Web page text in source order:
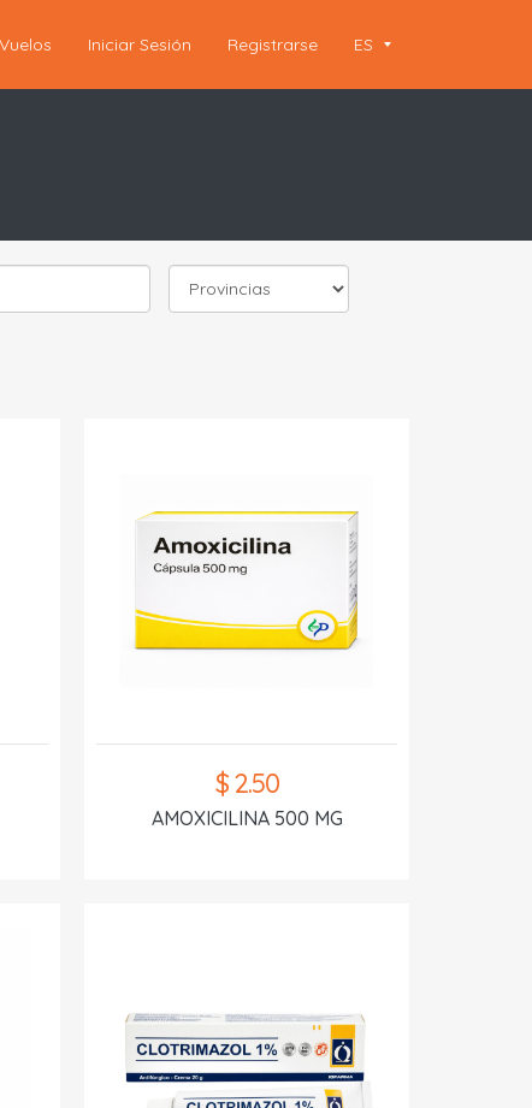
Vuelos Iniciar Sesión Registrarse ES
$ 2.50
AMOXICILINA 500 MG